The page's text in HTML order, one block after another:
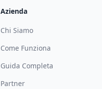
Azienda
Chi Siamo
Come Funziona
Guida Completa
Partner